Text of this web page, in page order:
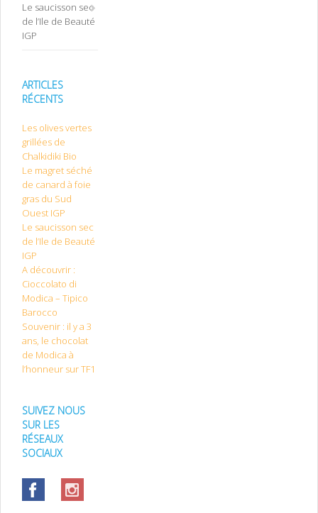
Le saucisson sec
de l’Ile de Beauté
IGP
ARTICLES
RÉCENTS
Les olives vertes
grillées de
Chalkidiki Bio
Le magret séché
de canard à foie
gras du Sud
Ouest IGP
Le saucisson sec
de l’Ile de Beauté
IGP
A découvrir :
Cioccolato di
Modica – Tipico
Barocco
Souvenir : il y a 3
ans, le chocolat
de Modica à
l’honneur sur TF1
SUIVEZ NOUS
SUR LES
RÉSEAUX
SOCIAUX